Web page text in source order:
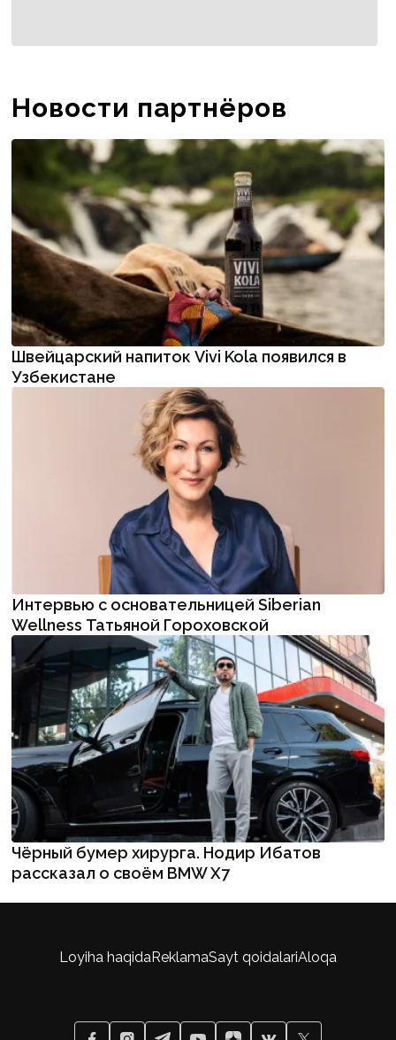
Новости партнёров
Швейцарский напиток Vivi Kola появился в
Узбекистане
Интервью с основательницей Siberian
Wellness Татьяной Гороховской
Чёрный бумер хирурга. Нодир Ибатов
рассказал о своём BMW X7
Loyiha haqidaReklamaSayt qoidalariAloqa